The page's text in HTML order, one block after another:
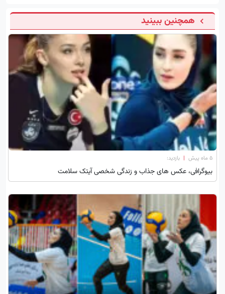
همچنین ببینید
۵ ماه پیش | بازدید:
بیوگرافی، عکس های جذاب و زندگی شخصی آیتک سلامت